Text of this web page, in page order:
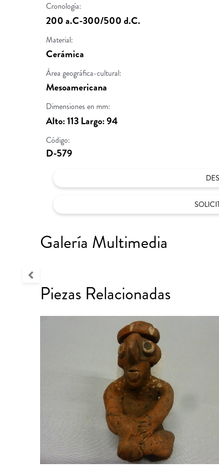
Cronología:
200 a.C-300/500 d.C.
Material:
Cerámica
Área geográfica-cultural:
Mesoamericana
Dimensiones en mm:
Alto: 113 Largo: 94
Código:
D-579
Galería Multimedia
Piezas Relacionadas